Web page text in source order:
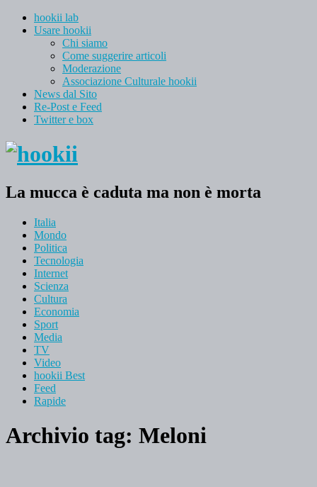
hookii lab
Usare hookii
Chi siamo
Come suggerire articoli
Moderazione
Associazione Culturale hookii
News dal Sito
Re-Post e Feed
Twitter e box
La mucca è caduta ma non è morta
Italia
Mondo
Politica
Tecnologia
Internet
Scienza
Cultura
Economia
Sport
Media
TV
Video
hookii Best
Feed
Rapide
Archivio tag: Meloni